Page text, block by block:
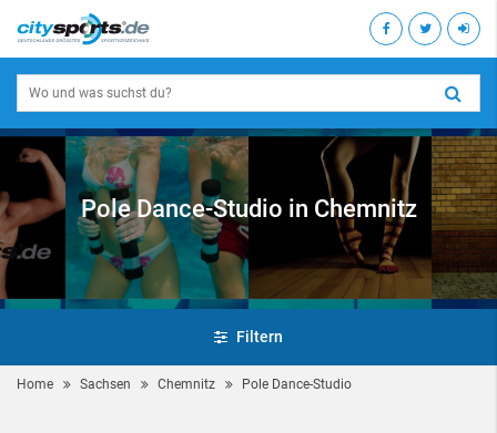
Pole Dance-Studio in Chemnitz
Filtern
Home Sachsen Chemnitz Pole Dance-Studio